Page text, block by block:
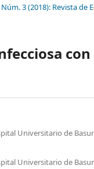
3 (2018): Revista de
Universitario de
Universitario de